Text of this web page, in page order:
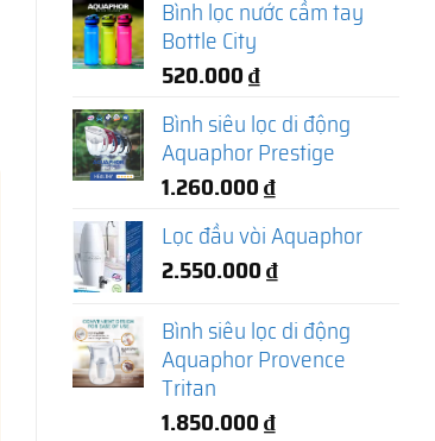
Bình lọc nước cầm tay
Bottle City
520.000₫
Bình siêu lọc di động
Aquaphor Prestige
1.260.000₫
Lọc đầu vòi Aquaphor
2.550.000₫
Bình siêu lọc di động
Aquaphor Provence
Tritan
1.850.000₫